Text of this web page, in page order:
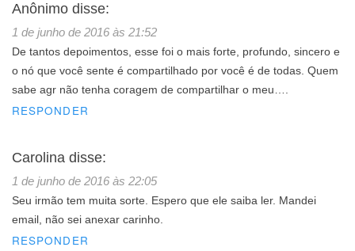
Anônimo disse:
1 de junho de 2016 às 21:52
De tantos depoimentos, esse foi o mais forte, profundo, sincero e
o nó que você sente é compartilhado por você é de todas. Quem
sabe agr não tenha coragem de compartilhar o meu….
RESPONDER
Carolina disse:
1 de junho de 2016 às 22:05
Seu irmão tem muita sorte. Espero que ele saiba ler. Mandei
email, não sei anexar carinho.
RESPONDER